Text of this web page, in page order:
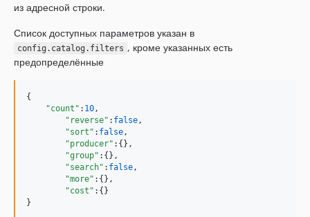
1.0.5
1.0.1
из адресной строки.
Список доступных параметров указан в
config.catalog.filters , кроме указанных есть
предопределённые
{
"count" : 10,
"reverse" : false,
"sort" : false,
"producer" :{},
"group" :{},
"search" : false,
"more" :{},
"cost" :{}
}